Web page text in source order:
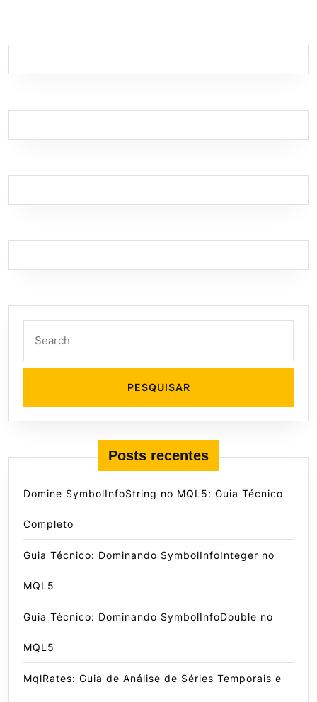
Posts recentes
Domine SymbolInfoString no MQL5: Guia Técnico
Completo
Guia Técnico: Dominando SymbolInfoInteger no
MQL5
Guia Técnico: Dominando SymbolInfoDouble no
MQL5
MqlRates: Guia de Análise de Séries Temporais e